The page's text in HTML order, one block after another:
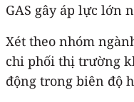
GAS gây áp lực lớn
Xét theo nhóm
chi phối thị trường
động trong biên độ